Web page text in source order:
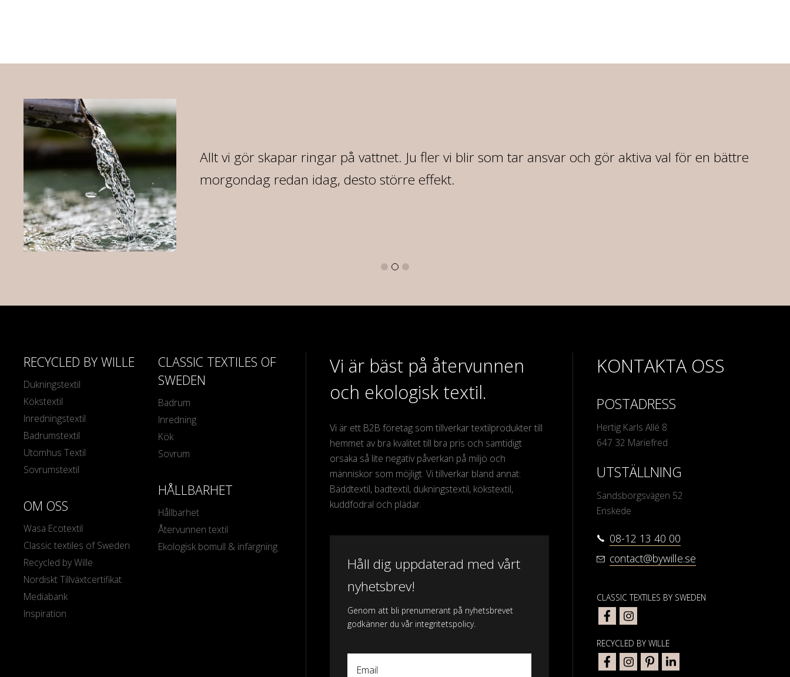
Allt vi gör skapar ringar på vattnet. Ju fler vi blir som tar ansvar och gör aktiva val för en bättre
morgondag redan idag, desto större effekt.
RECYCLED BY WILLE
Dukningstextil
Kökstextil
Inredningstextil
Badrumstextil
Utomhus Textil
Sovrumstextil
OM OSS
Wasa Ecotextil
Classic textiles of Sweden
Recycled by Wille
Nordiskt Tillväxtcertifikat
Mediabank
Inspiration
CLASSIC TEXTILES OF
SWEDEN
Badrum
Inredning
Kök
Sovrum
HÅLLBARHET
Hållbarhet
Återvunnen textil
Ekologisk bomull & infärgning
Vi är bäst på återvunnen
och ekologisk textil.
Vi är ett B2B företag som tillverkar textilprodukter till
hemmet av bra kvalitet till bra pris och samtidigt
orsaka så lite negativ påverkan på miljö och
människor som möjligt. Vi tillverkar bland annat:
Bäddtextil, badtextil, dukningstextil, kökstextil,
kuddfodral och plädar.
Håll dig uppdaterad med vårt
nyhetsbrev!
Genom att bli prenumerant på nyhetsbrevet
godkänner du vår integritetspolicy.
Email
KONTAKTA OSS
POSTADRESS
Hertig Karls Allé 8
647 32 Mariefred
UTSTÄLLNING
Sandsborgsvägen 52
Enskede
08-12 13 40 00
contact@bywille.se
CLASSIC TEXTILES BY SWEDEN
RECYCLED BY WILLE